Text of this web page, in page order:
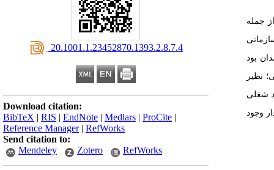
‎ 20.1001.1.23452870.1393.2.8.7.4
Download citation:
BibTeX | RIS | EndNote | Medlars | ProCite |
Reference Manager| RefWorks
Send citation to:
Mendeley
Zotero RefWorks
جمله
بود
نظیر
شغلی
وجود